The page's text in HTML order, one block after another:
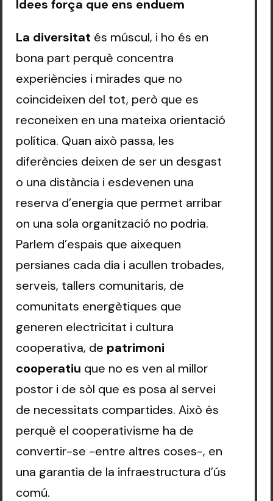
Idees força que ens enduem
La diversitat és múscul, i ho és en
bona part perquè concentra
experiències i mirades que no
coincideixen del tot, però que es
reconeixen en una mateixa orientació
política. Quan això passa, les
diferències deixen de ser un desgast
o una distància i esdevenen una
reserva d’energia que permet arribar
on una sola organització no podria.
Parlem d’espais que aixequen
persianes cada dia i acullen trobades,
serveis, tallers comunitaris, de
comunitats energètiques que
generen electricitat i cultura
cooperativa, de patrimoni
cooperatiu que no es ven al millor
postor i de sòl que es posa al servei
de necessitats compartides. Això és
perquè el cooperativisme ha de
convertir-se -entre altres coses-, en
una garantia de la infraestructura d’ús
comú.